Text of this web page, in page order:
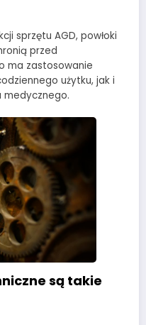
sprzętu AGD, powłoki
przed
ma zastosowanie
użytku, jak i
medycznego.
są takie